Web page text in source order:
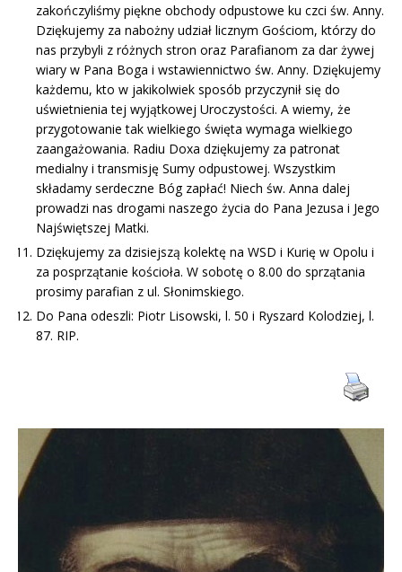
zakończyliśmy piękne obchody odpustowe ku czci św. Anny.
Dziękujemy za nabożny udział licznym Gościom, którzy do
nas przybyli z różnych stron oraz Parafianom za dar żywej
wiary w Pana Boga i wstawiennictwo św. Anny. Dziękujemy
każdemu, kto w jakikolwiek sposób przyczynił się do
uświetnienia tej wyjątkowej Uroczystości. A wiemy, że
przygotowanie tak wielkiego święta wymaga wielkiego
zaangażowania. Radiu Doxa dziękujemy za patronat
medialny i transmisję Sumy odpustowej. Wszystkim
składamy serdeczne Bóg zapłać! Niech św. Anna dalej
prowadzi nas drogami naszego życia do Pana Jezusa i Jego
Najświętszej Matki.
Dziękujemy za dzisiejszą kolektę na WSD i Kurię w Opolu i
za posprzątanie kościoła. W sobotę o 8.00 do sprzątania
prosimy parafian z ul. Słonimskiego.
Do Pana odeszli: Piotr Lisowski, l. 50 i Ryszard Kolodziej, l.
87. RIP.